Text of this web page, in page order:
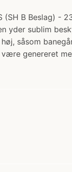
(SH B Beslag)
yder sublim
såsom
genereret